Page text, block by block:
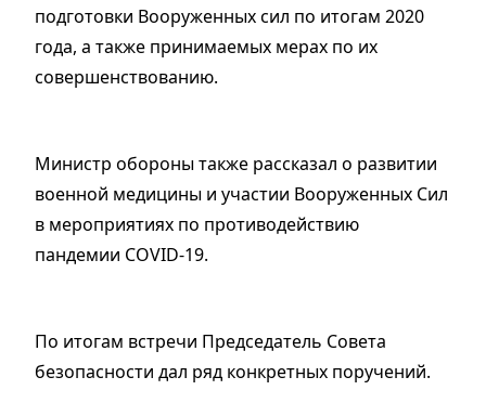
подготовки Вооруженных сил по итогам 2020
года, а также принимаемых мерах по их
совершенствованию.
Министр обороны также рассказал о развитии
военной медицины и участии Вооруженных Сил
в мероприятиях по противодействию
пандемии COVID-19.
По итогам встречи Председатель Совета
безопасности дал ряд конкретных поручений.